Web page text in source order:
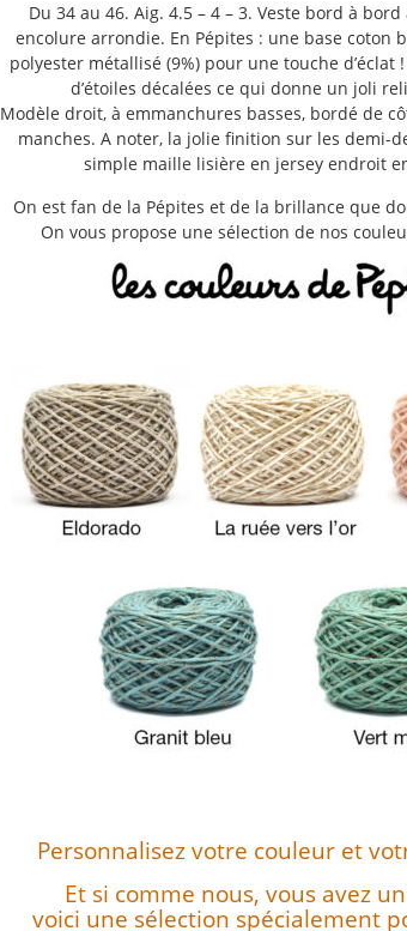
Du 34 au 46. Aig. 4.5 – 4 – 3. Veste bord à
encolure arrondie. En Pépites : une base coton
polyester métallisé (9%) pour une touche
d’étoiles décalées ce qui donne un joli
Modèle droit, à emmanchures basses, bordé de
manches. A noter, la jolie finition sur les demi-
simple maille lisière en jersey endroit
On est fan de la Pépites et de la brillance que
On vous propose une sélection de nos
Personnalisez votre couleur et
Et si comme nous, vous avez
voici une sélection spécialement